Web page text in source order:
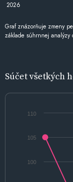
2026
Graf znázorňuje zmeny
základe súhrnnej
Súčet všetkých
100
105
110